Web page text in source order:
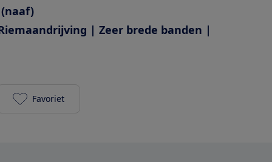
| Zeer brede banden |
Trek District+ 4 800Wh toevoegen aan je favorieten
Favoriet